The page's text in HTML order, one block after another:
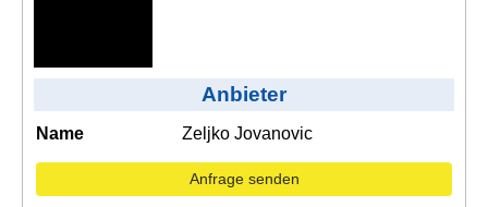
Anbieter
Name Zeljko Jovanovic
Anfrage senden